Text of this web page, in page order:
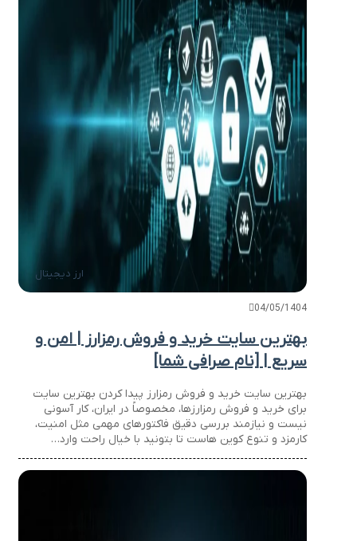
ارز دیجیتال
04/05/1404
بهترین سایت خرید و فروش رمزارز | امن و
سریع | [نام صرافی شما]
بهترین سایت خرید و فروش رمزارز پیدا کردن بهترین سایت
برای خرید و فروش رمزارزها، مخصوصاً در ایران، کار آسونی
نیست و نیازمند بررسی دقیق فاکتورهای مهمی مثل امنیت،
کارمزد و تنوع کوین هاست تا بتونید با خیال راحت وارد…